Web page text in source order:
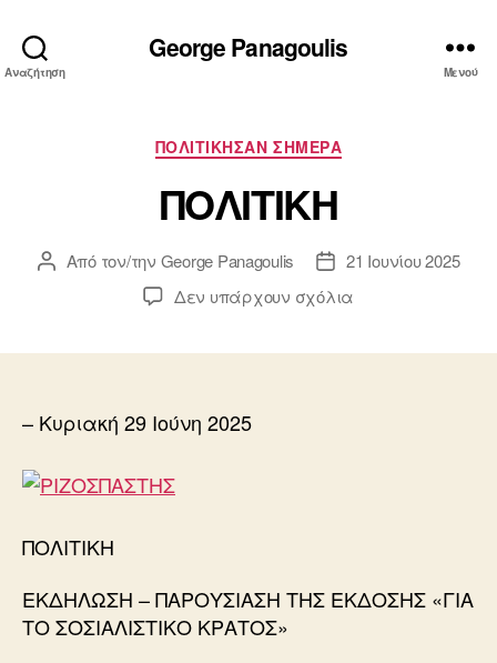
Αναζήτηση
George Panagoulis
Μενού
Κατηγορίες
ΠΟΛΙΤΙΚΗΣΑΝ ΣΗΜΕΡΑ
ΠΟΛΙΤΙΚΗ
Συντάκτης
Από τον/την George Panagoulis
Ημ.
δημοσίευσης
21 Ιουνίου 2025
Δεν υπάρχουν σχόλια
– Κυριακή 29 Ιούνη 2025
ΠΟΛΙΤΙΚΗ
ΕΚΔΗΛΩΣΗ – ΠΑΡΟΥΣΙΑΣΗ ΤΗΣ ΕΚΔΟΣΗΣ «ΓΙΑ
ΤΟ ΣΟΣΙΑΛΙΣΤΙΚΟ ΚΡΑΤΟΣ»